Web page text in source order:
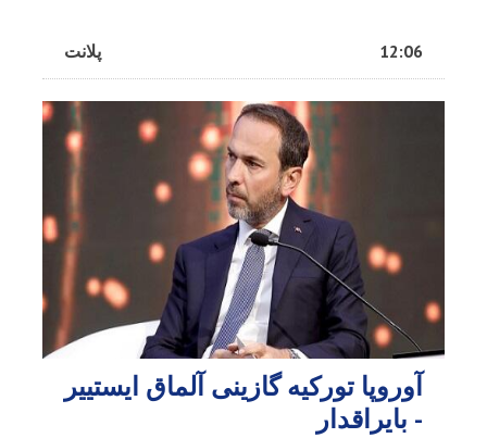
پلانت 12:06
آوروپا تورکیه گازینی آلماق ایستییر
- بایراقدار